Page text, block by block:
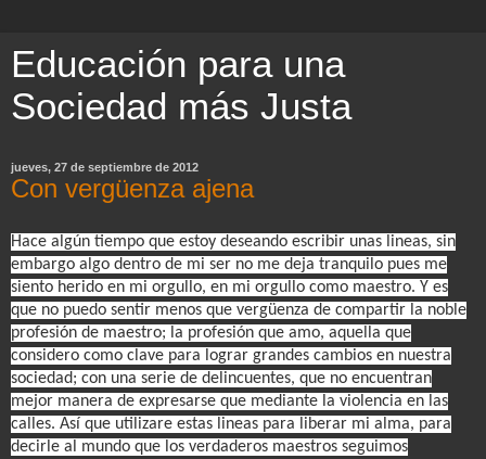
Educación para una
Sociedad más Justa
jueves, 27 de septiembre de 2012
Con vergüenza ajena
Hace algún tiempo que estoy deseando escribir unas lineas, sin
embargo algo dentro de mi ser no me deja tranquilo pues me
siento herido en mi orgullo, en mi orgullo como maestro. Y es
que no puedo sentir menos que vergüenza de compartir la noble
profesión de maestro; la profesión que amo, aquella que
considero como clave para lograr grandes cambios en nuestra
sociedad; con una serie de delincuentes, que no encuentran
mejor manera de expresarse que mediante la violencia en las
calles. Así que utilizare estas lineas para liberar mi alma, para
decirle al mundo que los verdaderos maestros seguimos